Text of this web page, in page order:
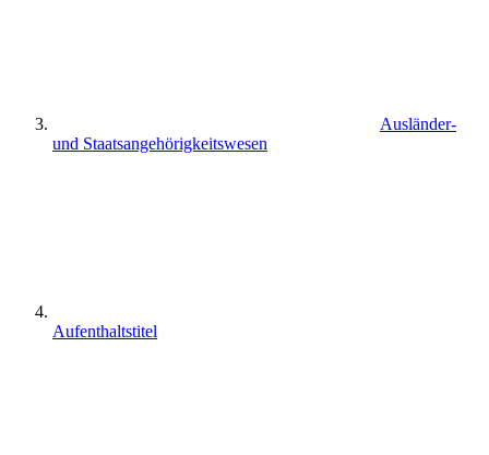
Ausländer-
und Staatsangehörigkeitswesen
Aufenthaltstitel